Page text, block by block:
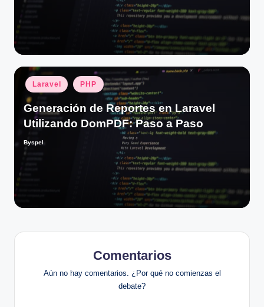
Publicado
en
Laravel PHP
Generación de Reportes en Laravel
Utilizando DomPDF: Paso a Paso
Publicado
por
Byspel
Comentarios
Aún no hay comentarios. ¿Por qué no comienzas el
debate?